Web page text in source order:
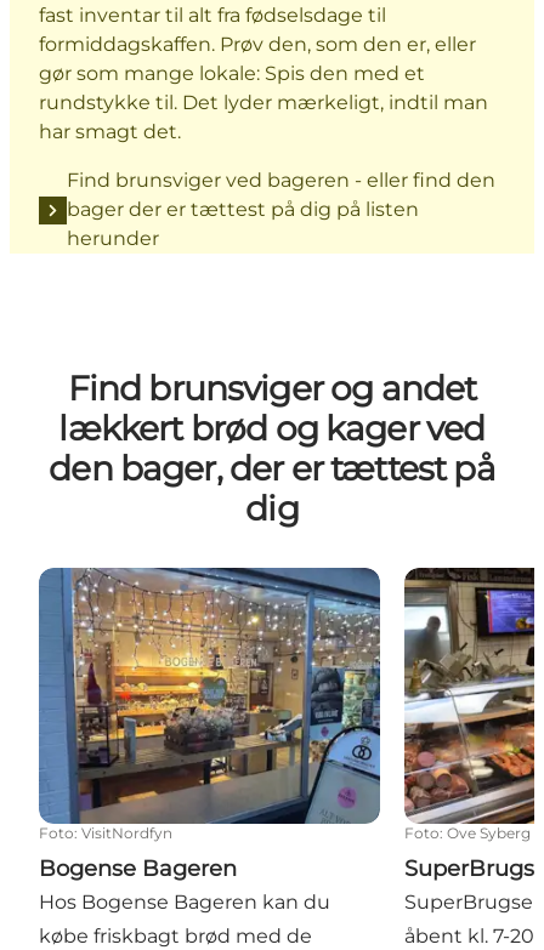
fast inventar til alt fra fødselsdage til
formiddagskaffen. Prøv den, som den er, eller
gør som mange lokale: Spis den med et
rundstykke til. Det lyder mærkeligt, indtil man
har smagt det.
Find brunsviger ved bageren - eller find den
bager der er tættest på dig på listen
herunder
Find brunsviger og andet
lækkert brød og kager ved
den bager, der er tættest på
dig
Bogense Bageren
Foto: VisitNordfyn
Bogense Bageren
Hos Bogense Bageren kan du
købe friskbagt brød med de
Foto: Ove Syberg
åbent kl. 7-20